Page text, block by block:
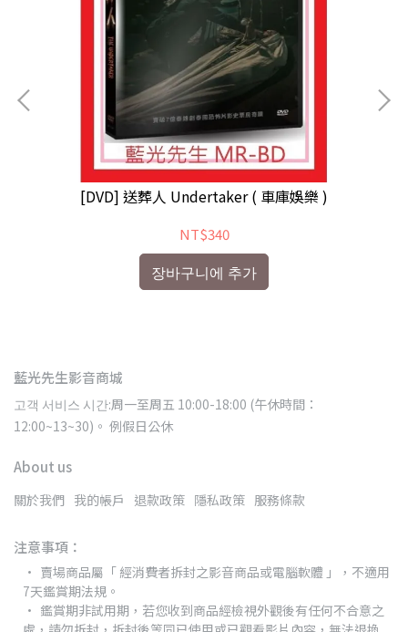
[DVD] 送葬人 Undertaker ( 車庫娛樂 )
NT$340
장바구니에 추가
藍光先生影音商城
고객 서비스 시간:周一至周五 10:00-18:00 (午休時間：
12:00~13~30)。 例假日公休
About us
關於我們 我的帳戶 退款政策 隱私政策 服務條款
注意事項：
賣場商品屬「 經消費者拆封之影音商品或電腦軟體 」，不適用
7天鑑賞期法規。
鑑賞期非試用期，若您收到商品經檢視外觀後有任何不合意之